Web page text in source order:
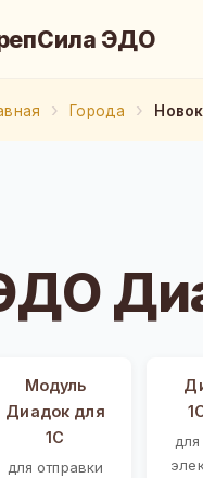
ЭДО
Города
Модуль
Диадок для
1С
для отправки